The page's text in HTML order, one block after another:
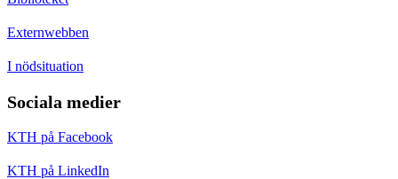
Externwebben
I nödsituation
Sociala medier
KTH på Facebook
KTH på LinkedIn